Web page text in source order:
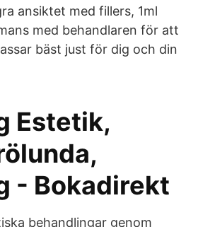
ansiktet med fillers, 1ml
med behandlaren för att
bäst just för dig och din
Estetik,
- Bokadirekt
behandlingar genom